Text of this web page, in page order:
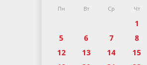
Пн Вт Ср Чт
1
5
6 7 8
12
13 14 15